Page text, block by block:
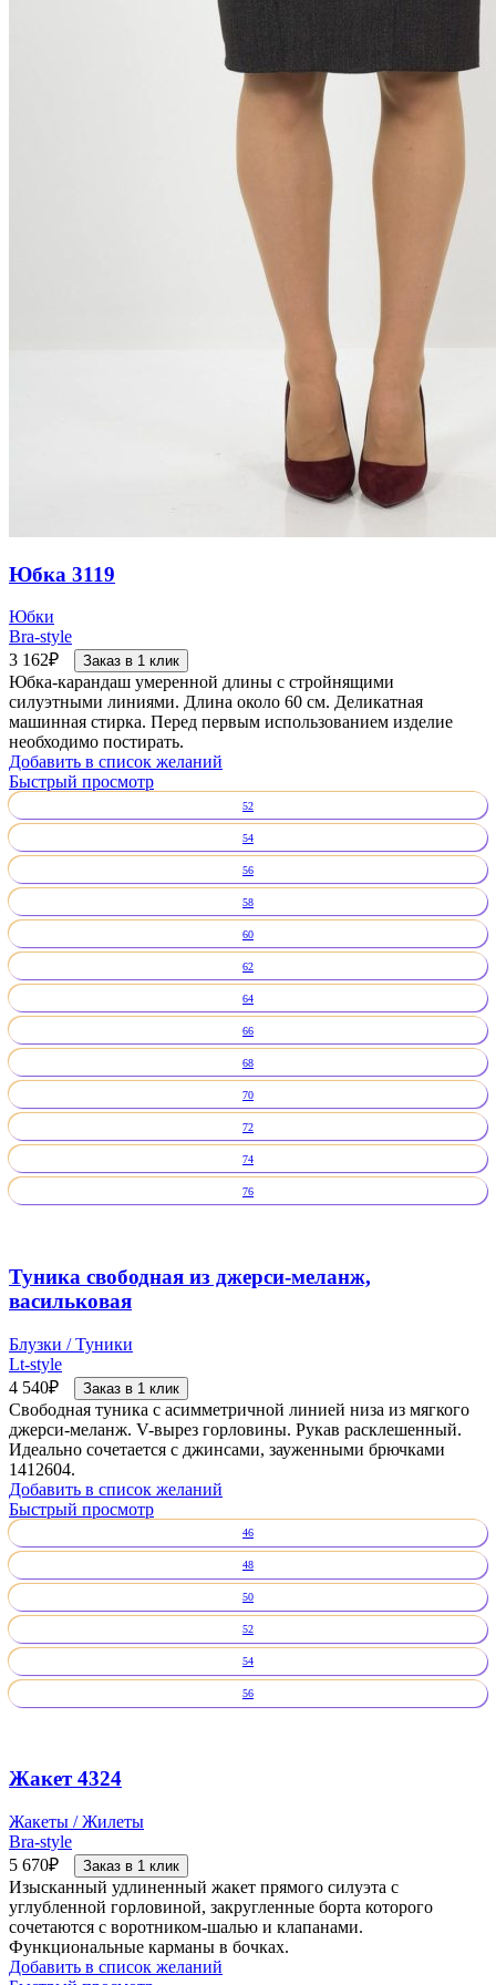
Юбка 3119
Юбки
Bra-style
3 162₽ Заказ в 1 клик
Юбка-карандаш умеренной длины с стройнящими
силуэтными линиями. Длина около 60 см. Деликатная
машинная стирка. Перед первым использованием изделие
необходимо постирать.
Добавить в список желаний
Быстрый просмотр
52
54
56
58
60
62
64
66
68
70
72
74
76
Туника свободная из джерси-меланж,
васильковая
Блузки / Туники
Lt-style
4 540₽ Заказ в 1 клик
Свободная туника с асимметричной линией низа из мягкого
джерси-меланж. V-вырез горловины. Рукав расклешенный.
Идеально сочетается с джинсами, зауженными брючками
1412604.
Добавить в список желаний
Быстрый просмотр
46
48
50
52
54
56
Жакет 4324
Жакеты / Жилеты
Bra-style
5 670₽ Заказ в 1 клик
Изысканный удлиненный жакет прямого силуэта с
углубленной горловиной, закругленные борта которого
сочетаются с воротником-шалью и клапанами.
Функциональные карманы в бочках.
Добавить в список желаний